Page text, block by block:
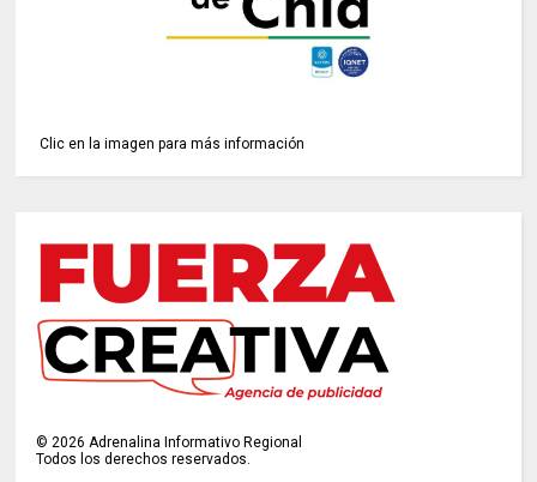
Clic en la imagen para más información
©2026 Adrenalina Informativo Regional
Todos los derechos reservados.